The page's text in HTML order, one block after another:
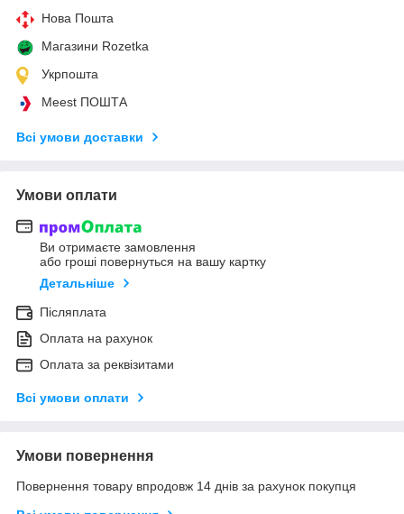
Нова Пошта
Магазини Rozetka
Укрпошта
Meest ПОШТА
Всі умови доставки
Умови оплати
Ви отримаєте замовлення
або гроші повернуться на вашу картку
Детальніше
Післяплата
Оплата на рахунок
Оплата за реквізитами
Всі умови оплати
Умови повернення
Повернення товару впродовж 14 днів за рахунок покупця